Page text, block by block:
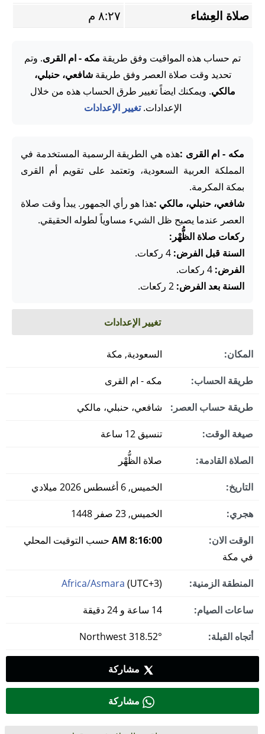
صلاة العِشاء
٨:٢٧ م
تم حساب هذه المواقيت وفق طريقة مكه - ام القرى. وتم
تحديد وقت صلاة العصر وفق طريقةشافعي، حنبلي،
مالكي. ويمكنك ايضاً تغيير طرق الحساب هذه من خلال
الإعدادات.تغيير الإعدادات
مكه - ام القرى :هذه هي الطريقة الرسمية المستخدمة في
المملكة العربية السعودية، وتعتمد على تقويم أم القرى
بمكة المكرمة.
شافعي، حنبلي، مالكي :هذا هو رأي الجمهور. يبدأ وقت صلاة
العصر عندما يصبح ظل الشيء مساوياً لطوله الحقيقي.
ركعات صلاة الظُّهْر:
السنة قبل الفرض:
الفرض:
السنة بعد الفرض:
تغيير الإعدادات
المكان: السعودية, مكة
طريقة الحساب: مكه - ام القرى
طريقة حساب العصر: شافعي، حنبلي، مالكي
صيغة الوقت: تنسيق 12 ساعة
الصلاة القادمة: صلاة الظُّهْر
التاريخ: الخميس, 6 أغسطس 2026 ميلادي
هجري: الخميس, 23 صفر 1448
الوقت الان: 8:16:01 AM
حسب التوقيت المحلي
في مكة
المنطقة الزمنية: Africa/Asmara (UTC+3)
ساعات الصيام:
أتجاه القبلة:
مشاركة
مشاركة